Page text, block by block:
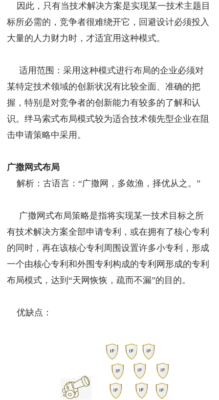
因此，只有当技术解决方案是实现某一技术主题目
标所必需的，竞争者很难绕开它，回避设计必须投入
大量的人力财力时，才适宜用这种模式。
适用范围：采用这种模式进行布局的企业必须对
某特定技术领域的创新状况有比较全面、准确的把
握，特别是对竞争者的创新能力有较多的了解和认
识。绊马索式布局模式较为适合技术领先型企业在阻
击申请策略中采用。
广撒网式布局
解析：古语言：“广撒网，多敛渔，择优从之。”
广撒网式布局策略是指将实现某一技术目标之所
有技术解决方案全部申请专利，或在拥有了核心专利
的同时，再在该核心专利周围设置许多小专利，形成
一个由核心专利和外围专利构成的专利网形成的专利
布局模式，达到“天网恢恢，疏而不漏”的目的。
优缺点：